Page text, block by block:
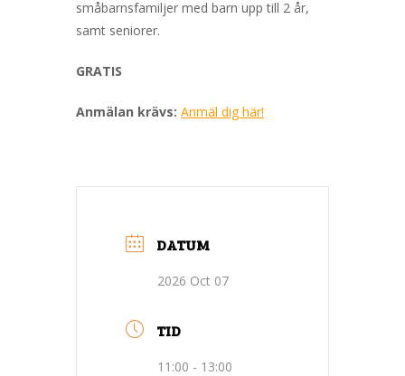
småbarnsfamiljer med barn upp till 2 år,
samt seniorer.
GRATIS
Anmälan krävs: Anmäl dig här!
DATUM
2026 Oct 07
TID
11:00 - 13:00